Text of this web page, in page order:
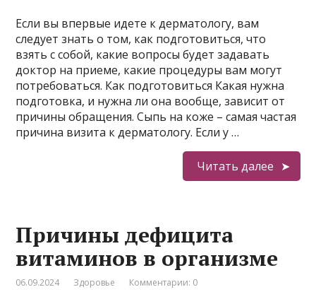
Если вы впервые идете к дерматологу, вам
следует знать о том, как подготовиться, что
взять с собой, какие вопросы будет задавать
доктор на приеме, какие процедуры вам могут
потребоваться. Как подготовиться Какая нужна
подготовка, и нужна ли она вообще, зависит от
причины обращения. Сыпь на коже – самая частая
причина визита к дерматологу. Если у …
Читать далее
Причины дефицита
витаминов в организме
06.09.2024 Здоровье Комментарии: 0